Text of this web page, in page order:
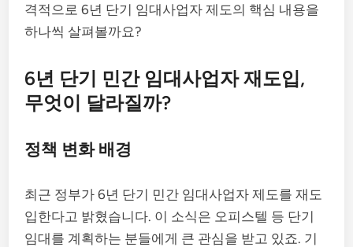
격적으로 6년 단기 임대사업자 제도의 핵심 내용을
하나씩 살펴볼까요?
6년 단기 민간 임대사업자 재도입,
무엇이 달라질까?
정책 변화 배경
최근 정부가 6년 단기 민간 임대사업자 제도를 재도
입한다고 밝혔습니다. 이 소식은 오피스텔 등 단기
임대를 계획하는 분들에게 큰 관심을 받고 있죠. 기